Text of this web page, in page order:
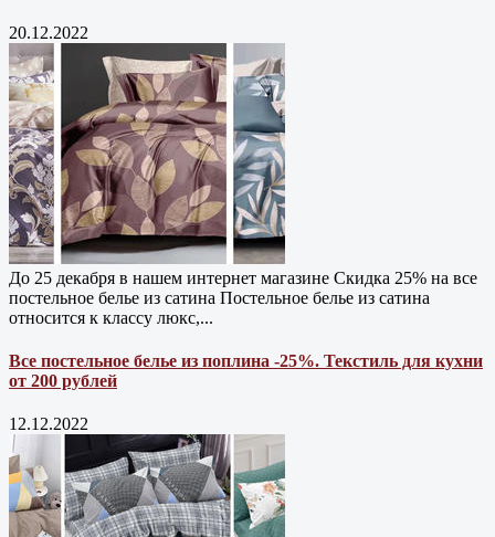
20.12.2022
До 25 декабря в нашем интернет магазине Cкидка 25% на все
постельное белье из сатина Постельное белье из сатина
относится к классу люкс,...
Все постельное белье из поплина -25%. Текстиль для кухни
от 200 рублей
12.12.2022